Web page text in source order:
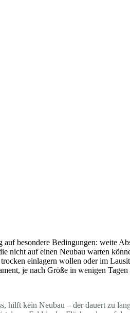
besondere Bedingungen: weite
nicht auf einen Neubau warten
einlagern wollen oder im
je nach Größe in wenigen
kein Neubau – der dauert zu